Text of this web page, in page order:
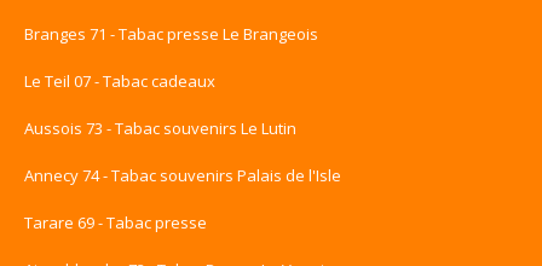
Branges 71 - Tabac presse Le Brangeois
Le Teil 07 - Tabac cadeaux
Aussois 73 - Tabac souvenirs Le Lutin
Annecy 74 - Tabac souvenirs Palais de l'Isle
Tarare 69 - Tabac presse